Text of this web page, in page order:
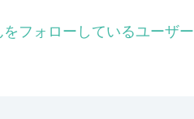
フォローしているユーザー